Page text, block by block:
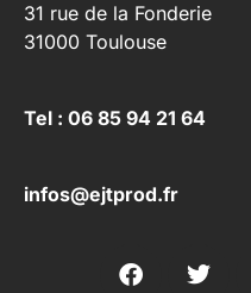
31 rue de la Fonderie
31000 Toulouse
Tel : 06 85 94 21 64
infos@ejtprod.fr